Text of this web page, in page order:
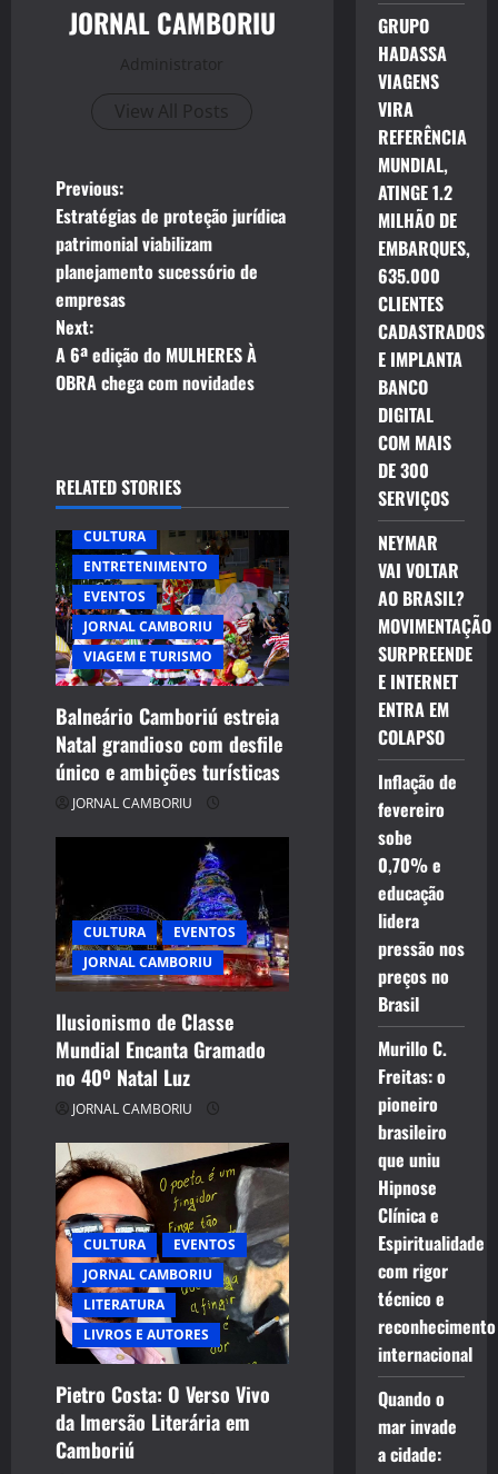
JORNAL CAMBORIU
Administrator
View All Posts
P
o
s
t
n
v
i
g
a
t
i
o
n
Previous:
Estratégias de proteção jurídica
patrimonial viabilizam
planejamento sucessório de
empresas
Next:
A 6ª edição do MULHERES À
OBRA chega com novidades
RELATED STORIES
CULTURA
ENTRETENIMENTO
EVENTOS
JORNAL CAMBORIU
VIAGEM E TURISMO
Balneário Camboriú estreia
Natal grandioso com desfile
único e ambições turísticas
JORNAL CAMBORIU
CULTURA
EVENTOS
JORNAL CAMBORIU
Ilusionismo de Classe
Mundial Encanta Gramado
no 40º Natal Luz
JORNAL CAMBORIU
CULTURA
EVENTOS
JORNAL CAMBORIU
LITERATURA
LIVROS E AUTORES
Pietro Costa: O Verso Vivo
da Imersão Literária em
Camboriú
GRUPO
HADASSA
VIAGENS
VIRA
REFERÊNCIA
MUNDIAL,
ATINGE 1.2
MILHÃO DE
EMBARQUES,
635.000
CLIENTES
CADASTRADOS
E IMPLANTA
BANCO
DIGITAL
COM MAIS
DE 300
SERVIÇOS
NEYMAR
VAI VOLTAR
AO BRASIL?
MOVIMENTAÇÃO
SURPREENDE
E INTERNET
ENTRA EM
COLAPSO
Inflação de
fevereiro
sobe
0,70% e
educação
lidera
pressão nos
preços no
Brasil
Murillo C.
Freitas: o
pioneiro
brasileiro
que uniu
Hipnose
Clínica e
Espiritualidade
com rigor
técnico e
reconhecimento
internacional
Quando o
mar invade
a cidade: